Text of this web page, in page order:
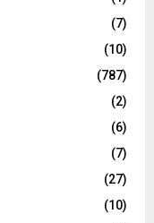
(7)
(10)
(787)
(2)
(6)
(7)
(27)
(10)